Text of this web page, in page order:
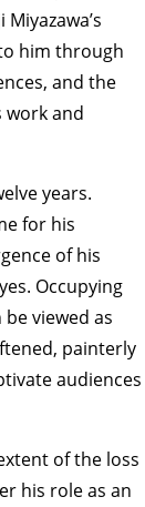
POLITICS
him through
and the
and
years.
for his
of his
Occupying
viewed as
painterly
audiences
of the loss
his role as an